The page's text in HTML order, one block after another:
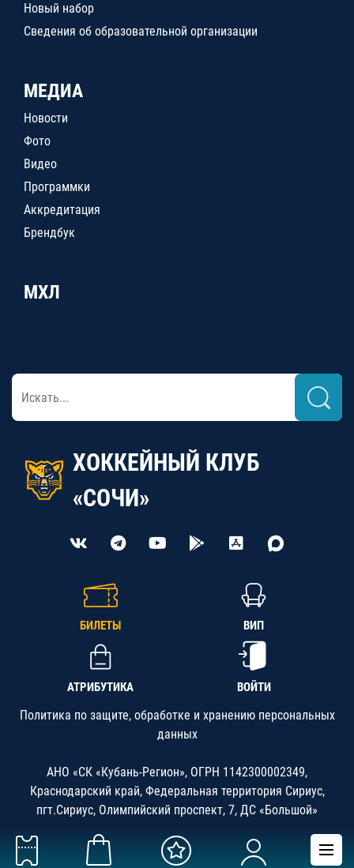
Новый набор
Сведения об образовательной организации
МЕДИА
Новости
Фото
Видео
Программки
Аккредитация
Брендбук
МХЛ
ХОККЕЙНЫЙ КЛУБ
«СОЧИ»
БИЛЕТЫ ВИП
АТРИБУТИКА ВОЙТИ
Политика по защите, обработке и хранению персональных
данных
АНО «СК «Кубань-Регион», ОГРН 1142300002349,
Краснодарский край, Федеральная территория Сириус,
пгт.Сириус, Олимпийский проспект, 7, ДС «Большой»